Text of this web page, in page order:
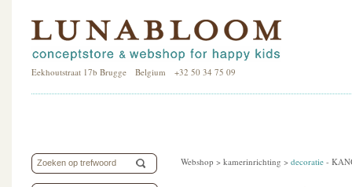
Eekhoutstraat 17b Brugge Belgium +32 50 34 75 09
Webshop > kamerinrichting > decoratie -